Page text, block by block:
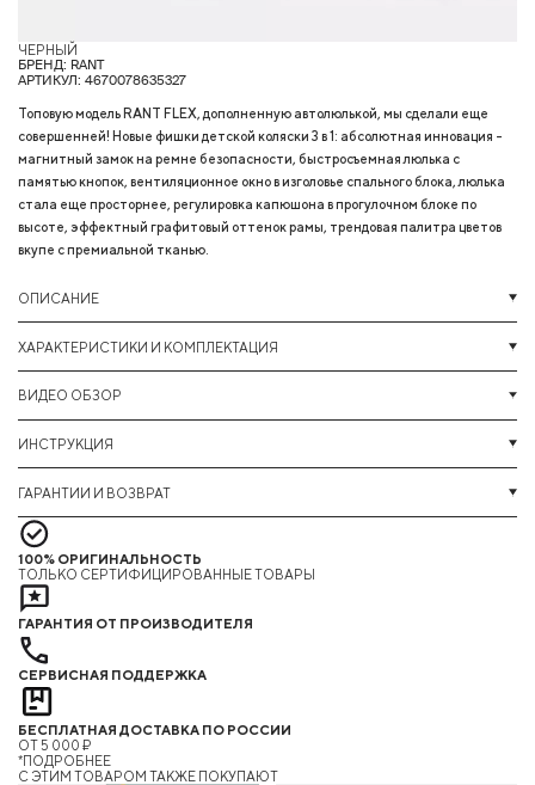
ЧЕРНЫЙ
БРЕНД: RANT
АРТИКУЛ: 4670078635327
Топовую модель RANT FLEX, дополненную автолюлькой, мы сделали еще
совершенней! Новые фишки детской коляски 3 в 1: абсолютная инновация -
магнитный замок на ремне безопасности, быстросъемная люлька с
памятью кнопок, вентиляционное окно в изголовье спального блока, люлька
стала еще просторнее, регулировка капюшона в прогулочном блоке по
высоте, эффектный графитовый оттенок рамы, трендовая палитра цветов
вкупе с премиальной тканью.
ОПИСАНИЕ
ХАРАКТЕРИСТИКИ И КОМПЛЕКТАЦИЯ
ВИДЕО ОБЗОР
ИНСТРУКЦИЯ
ГАРАНТИИ И ВОЗВРАТ
100% ОРИГИНАЛЬНОСТЬ
ТОЛЬКО СЕРТИФИЦИРОВАННЫЕ ТОВАРЫ
ГАРАНТИЯ ОТ ПРОИЗВОДИТЕЛЯ
СЕРВИСНАЯ ПОДДЕРЖКА
БЕСПЛАТНАЯ ДОСТАВКА ПО РОССИИ
ОТ 5 000 ₽
*ПОДРОБНЕЕ
C ЭТИМ ТОВАРОМ ТАКЖЕ ПОКУПАЮТ